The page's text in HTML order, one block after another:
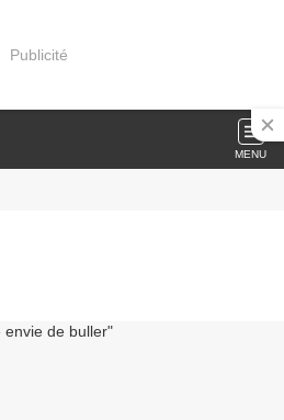
Publicité
MENU